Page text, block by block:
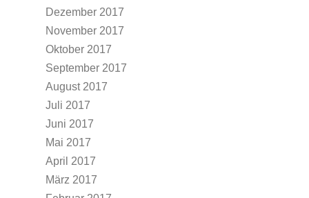
Dezember 2017
November 2017
Oktober 2017
September 2017
August 2017
Juli 2017
Juni 2017
Mai 2017
April 2017
März 2017